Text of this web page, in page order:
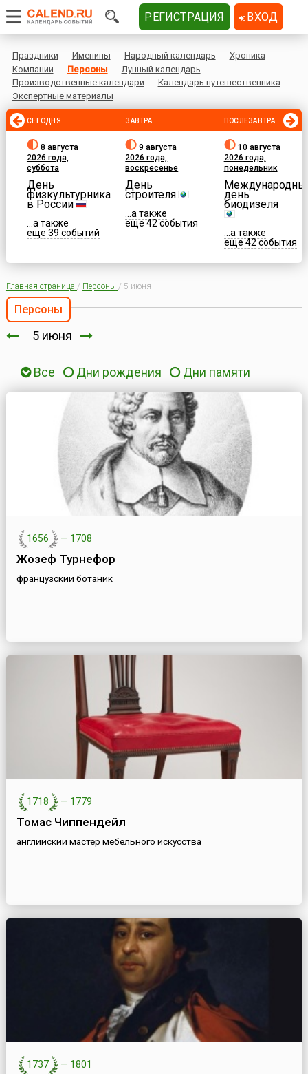
Праздники Именины Народный календарь
Хроника
Компании
Персоны
Лунный календарь
Производственные календари
Календарь путешественника
Экспертные материалы
СЕГОДНЯ
8 августа
2026 года,
суббота
День
физкультурника
в России
...а также
еще 39 событий
ЗАВТРА
9 августа
2026 года,
воскресенье
День
строителя
...а также
еще 42 события
ПОСЛЕЗАВТРА
10 августа
2026 года,
понедельник
день
биодизеля
...а также
еще 42 события
Главная страница / Персоны / 5 июня
Персоны
5 июня
Все Дни рождения Дни памяти
1656 — 1708
Жозеф Турнефор
французский ботаник
1718 — 1779
Томас Чиппендейл
английский мастер мебельного искусства
1737 — 1801
РЕГИСТРАЦИЯ ВХОД